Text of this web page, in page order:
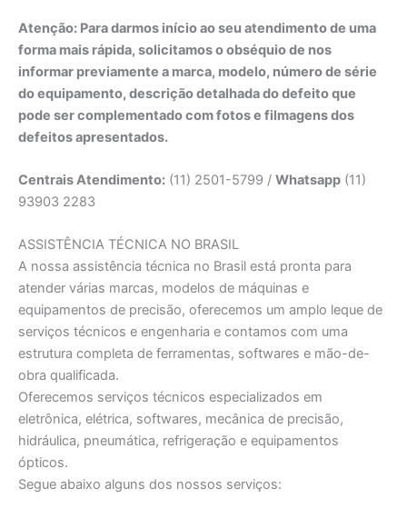
Atenção: Para darmos início ao seu atendimento de uma
forma mais rápida, solicitamos o obséquio de nos
informar previamente a marca, modelo, número de série
do equipamento, descrição detalhada do defeito que
pode ser complementado com fotos e filmagens dos
defeitos apresentados.
Centrais Atendimento: (11) 2501-5799 / Whatsapp (11)
93903 2283
ASSISTÊNCIA TÉCNICA NO BRASIL
A nossa assistência técnica no Brasil está pronta para
atender várias marcas, modelos de máquinas e
equipamentos de precisão, oferecemos um amplo leque de
serviços técnicos e engenharia e contamos com uma
estrutura completa de ferramentas, softwares e mão-de-
obra qualificada.
Oferecemos serviços técnicos especializados em
eletrônica, elétrica, softwares, mecânica de precisão,
hidráulica, pneumática, refrigeração e equipamentos
ópticos.
Segue abaixo alguns dos nossos serviços: